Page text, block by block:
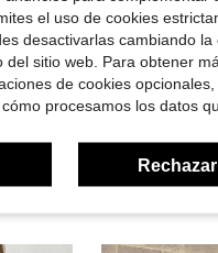
Útil (0)el uso de cookies
desactivarlas cambiando la
sitio web. Para obtener
de cookies opcionales,
procesamos los datos